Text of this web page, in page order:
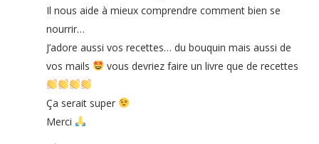
Il nous aide à mieux comprendre comment bien se
nourrir…
J’adore aussi vos recettes… du bouquin mais aussi de
vos mails
vous devriez faire un livre que de recettes
Ça serait super
Merci